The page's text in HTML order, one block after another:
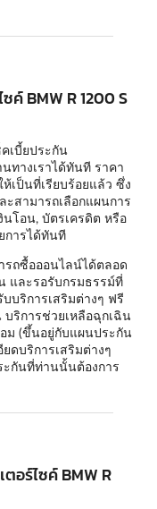
ค์ BMW R 1200 S
เบี้ยประกัน
ทางเราได้ทันที ราคา
เป็นที่เรียบร้อยแล้ว ซึ่ง
ะสามารถเลือกแผนการ
นโอน, บัตรเครดิต หรือ
การได้ทันที
รถซื้อออนไลน์ได้ตลอด
และรอรับกรมธรรม์ที่
บริการเสริมต่างๆ ฟรี
ริการช่วยเหลือฉุกเฉิน
ม (ขึ้นอยู่กับแผนประกัน
ดบริการเสริมต่างๆ
ะกันที่ท่านนั้นต้องการ
อร์ไซค์ BMW R